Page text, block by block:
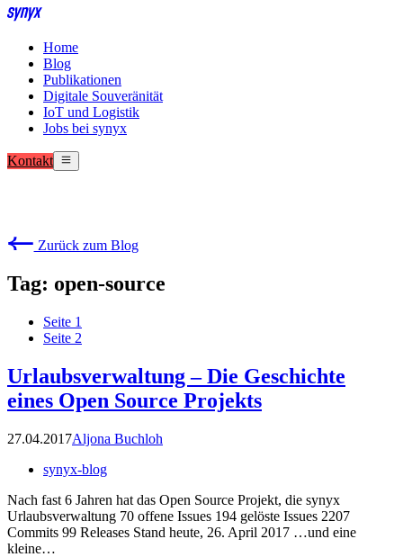
Home
Blog
Publikationen
Digitale Souveränität
IoT und Logistik
Jobs bei synyx
Kontakt
Zurück zum Blog
Tag: open-source
Seite 1
Seite 2
Urlaubsverwaltung – Die Geschichte
eines Open Source Projekts
27.04.2017Aljona Buchloh
synyx-blog
Nach fast 6 Jahren hat das Open Source Projekt, die synyx
Urlaubsverwaltung 70 offene Issues 194 gelöste Issues 2207
Commits 99 Releases Stand heute, 26. April 2017 …und eine
kleine…